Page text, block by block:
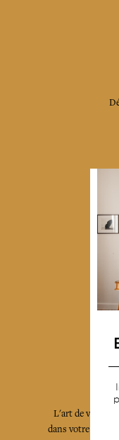
L'art de vivre
dans votre boîte